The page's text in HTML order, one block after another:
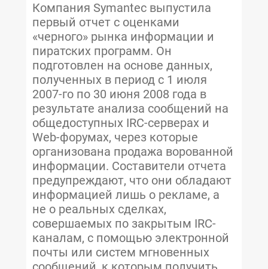
Компания Symantec выпустила
первый отчет с оценками
«черного» рынка информации и
пиратских программ. Он
подготовлен на основе данных,
полученных в период с 1 июля
2007-го по 30 июня 2008 года в
результате анализа сообщений на
общедоступных IRC-серверах и
Web-форумах, через которые
организована продажа ворованной
информации. Составители отчета
предупреждают, что они обладают
информацией лишь о рекламе, а
не о реальных сделках,
совершаемых по закрытым IRC-
каналам, с помощью электронной
почты или систем мгновенных